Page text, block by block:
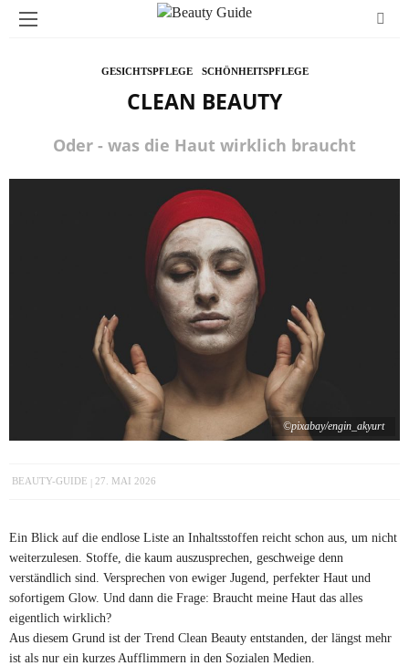
GESICHTSPFLEGE SCHÖNHEITSPFLEGE
CLEAN BEAUTY
Oder - was die Haut wirklich braucht
©pixabay/engin_akyurt
BEAUTY-GUIDE 27. MAI 2026
Ein Blick auf die endlose Liste an Inhaltsstoffen reicht schon aus, um nicht
weiterzulesen. Stoffe, die kaum auszusprechen, geschweige denn
verständlich sind. Versprechen von ewiger Jugend, perfekter Haut und
sofortigem Glow. Und dann die Frage: Braucht meine Haut das alles
eigentlich wirklich?
Aus diesem Grund ist der Trend Clean Beauty entstanden, der längst mehr
ist als nur ein kurzes Aufflimmern in den Sozialen Medien.